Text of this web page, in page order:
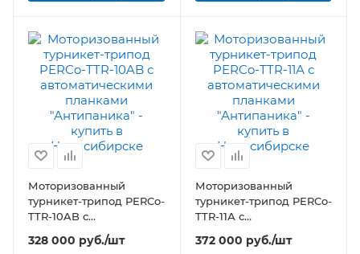
Моторизованный
турникет-трипод PERCo-
TTR-10AB с
автоматическими
планками "Антипаника"
328 000 руб./шт
Моторизованный
турникет-трипод PERCo-
TTR-11А с
автоматическими
планками "Антипаника"
372 000 руб./шт